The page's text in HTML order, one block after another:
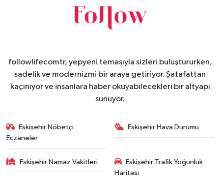
followlifecomtr, yepyeni temasıyla sizleri buluştururken,
sadelik ve modernizmi bir araya getiriyor. Şatafattan
kaçınıyor ve insanlara haber okuyabilecekleri bir altyapı
sunuyor.
Eskişehir Nöbetçi
Eczaneler
Eskişehir Hava Durumu
Eskişehir Namaz Vakitleri
Eskişehir Trafik Yoğunluk
Haritası